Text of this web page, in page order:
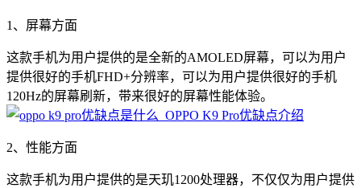
1、屏幕方面
这款手机为用户提供的是全新的AMOLED屏幕，可以为用户
提供很好的手机FHD+分辨率，可以为用户提供很好的手机
120Hz的屏幕刷新，带来很好的屏幕性能体验。
2、性能方面
这款手机为用户提供的是天玑1200处理器，不仅仅为用户提供